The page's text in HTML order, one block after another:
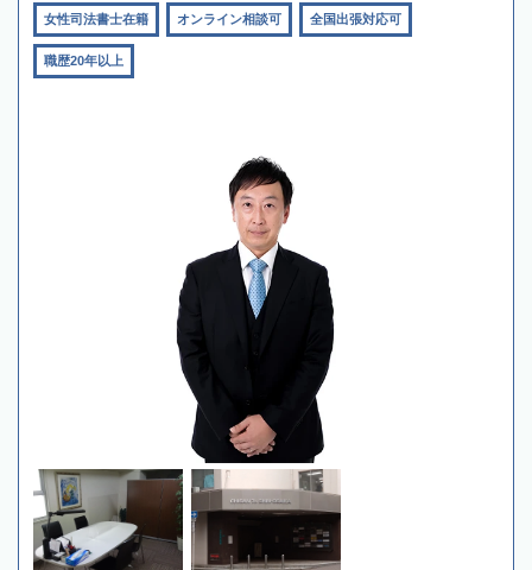
女性司法書士在籍 オンライン相談可 全国出張対応可
職歴20年以上